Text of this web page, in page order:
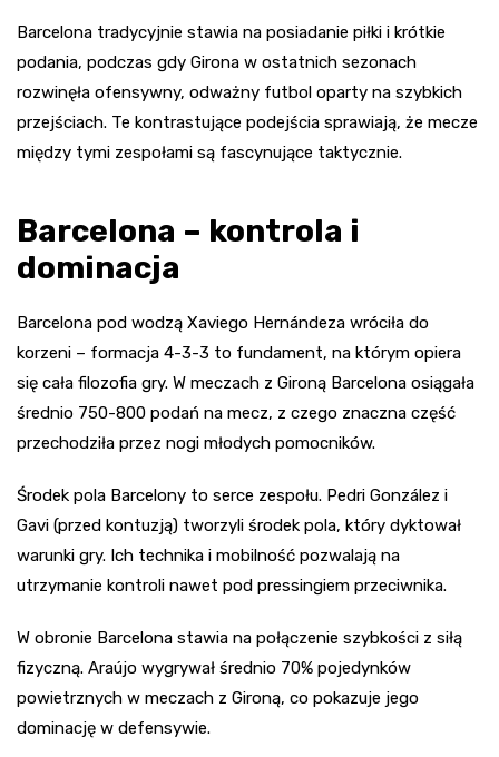
Barcelona tradycyjnie stawia na posiadanie piłki i krótkie
podania, podczas gdy Girona w ostatnich sezonach
rozwinęła ofensywny, odważny futbol oparty na szybkich
przejściach. Te kontrastujące podejścia sprawiają, że mecze
między tymi zespołami są fascynujące taktycznie.
Barcelona – kontrola i
dominacja
Barcelona pod wodzą Xaviego Hernándeza wróciła do
korzeni – formacja 4-3-3 to fundament, na którym opiera
się cała filozofia gry. W meczach z Gironą Barcelona osiągała
średnio 750-800 podań na mecz, z czego znaczna część
przechodziła przez nogi młodych pomocników.
Środek pola Barcelony to serce zespołu. Pedri González i
Gavi (przed kontuzją) tworzyli środek pola, który dyktował
warunki gry. Ich technika i mobilność pozwalają na
utrzymanie kontroli nawet pod pressingiem przeciwnika.
W obronie Barcelona stawia na połączenie szybkości z siłą
fizyczną. Araújo wygrywał średnio 70% pojedynków
powietrznych w meczach z Gironą, co pokazuje jego
dominację w defensywie.